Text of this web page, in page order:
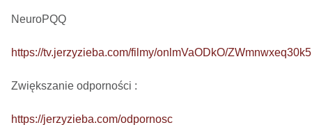
NeuroPQQ
https://tv.jerzyzieba.com/filmy/onlmVaODkO/
Zwiększanie odporności :
https://jerzyzieba.com/odpornosc